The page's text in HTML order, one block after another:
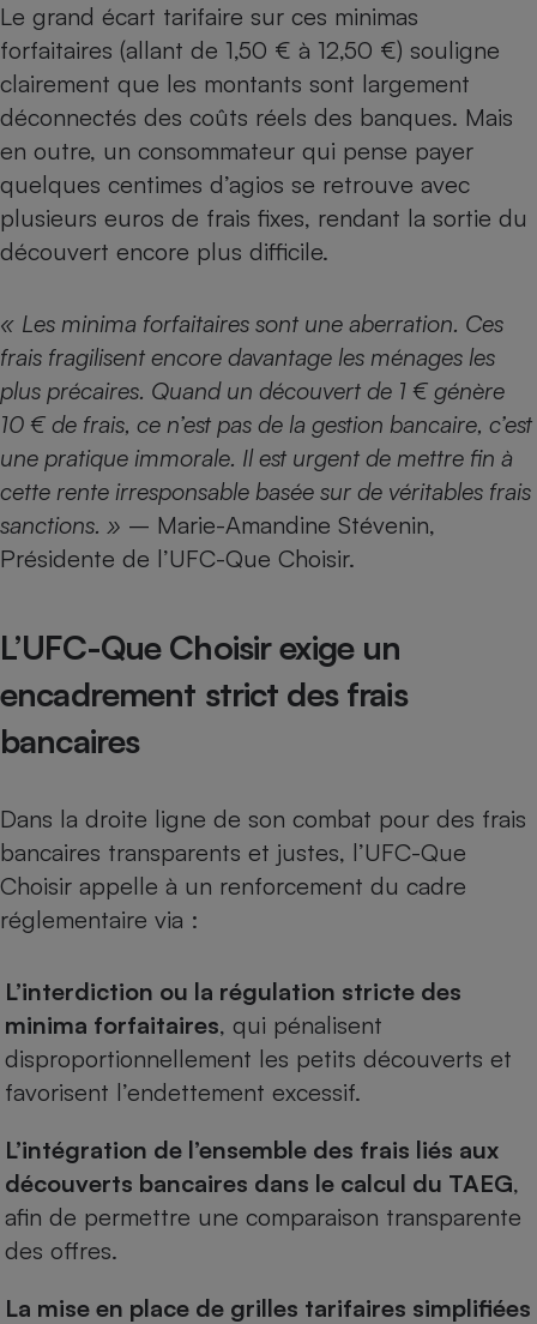
Le grand écart tarifaire sur ces minimas
forfaitaires (allant de 1,50 € à 12,50 €) souligne
clairement que les montants sont largement
déconnectés des coûts réels des banques. Mais
en outre, un consommateur qui pense payer
quelques centimes d’agios se retrouve avec
plusieurs euros de frais fixes, rendant la sortie du
découvert encore plus difficile.
« Les minima forfaitaires sont une aberration. Ces
frais fragilisent encore davantage les ménages les
plus précaires. Quand un découvert de 1 € génère
10 € de frais, ce n’est pas de la gestion bancaire, c’est
une pratique immorale. Il est urgent de mettre fin à
cette rente irresponsable basée sur de véritables frais
sanctions. » – Marie-Amandine Stévenin,
Présidente de l’UFC-Que Choisir.
L’UFC-Que Choisir exige un
encadrement strict des frais
bancaires
Dans la droite ligne de son combat pour des frais
bancaires transparents et justes, l’UFC-Que
Choisir appelle à un renforcement du cadre
réglementaire via :
L’interdiction ou la régulation stricte des
minima forfaitaires, qui pénalisent
disproportionnellement les petits découverts et
favorisent l’endettement excessif.
L’intégration de l’ensemble des frais liés aux
découverts bancaires dans le calcul du TAEG,
afin de permettre une comparaison transparente
des offres.
La mise en place de grilles tarifaires simplifiées